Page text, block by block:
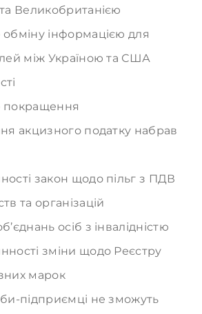
Великобританією
інформацією для
між Україною та США
покращення
акцизного податку набрав
закон щодо пільг з ПДВ
та організацій
осіб з інвалідністю
зміни щодо Реєстру
марок
підприємці не зможуть